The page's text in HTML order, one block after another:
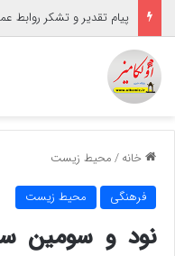
پیام تقدیر و تشکر روابط
خانه/محیط زیست
فرهنگی محیط زیست
نود و سومین